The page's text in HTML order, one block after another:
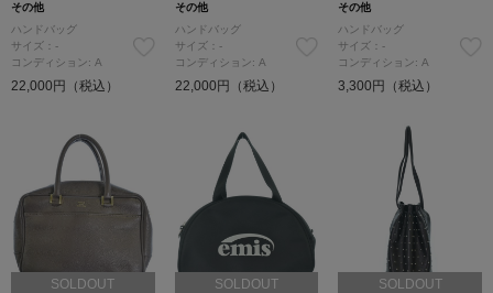
その他
ハンドバッグ
サイズ：-
コンディション: A
22,000円（税込）
その他
ハンドバッグ
サイズ：-
コンディション: A
22,000円（税込）
その他
ハンドバッグ
サイズ：-
コンディション: A
3,300円（税込）
SOLDOUT SOLDOUT SOLDOUT